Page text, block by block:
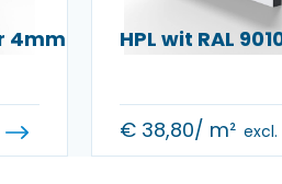
4mm HPL wit RAL
€ 38,80/ m² excl.